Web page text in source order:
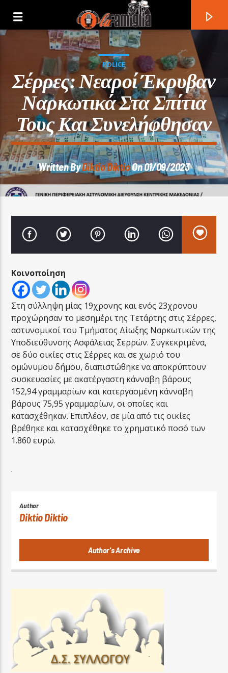
Current Track
LA FAMIGLIA RADIO
LA FAMIGLIA ΝΗΣΙΩΤΙΚΑ
POLICE
Σέρρες: Νεαροί Έκρυβαν
Ναρκωτικά Στα Σπίτια
Τους Και Συνελήφθησαν
Written ByDiktio DiktioOn 01/09/2023
Κοινοποίηση
Στη σύλληψη μίας 19χρονης και ενός 23χρονου
προχώρησαν το μεσημέρι της Τετάρτης στις Σέρρες,
αστυνομικοί του Τμήματος Δίωξης Ναρκωτικών της
Υποδιεύθυνσης Ασφάλειας Σερρών. Συγκεκριμένα,
σε δύο οικίες στις Σέρρες και σε χωριό του
ομώνυμου δήμου, διαπιστώθηκε να αποκρύπτουν
συσκευασίες με ακατέργαστη κάνναβη βάρους
152,94 γραμμαρίων και κατεργασμένη κάνναβη
βάρους 75,95 γραμμαρίων, οι οποίες και
κατασχέθηκαν. Επιπλέον, σε μία από τις οικίες
βρέθηκε και κατασχέθηκε το χρηματικό ποσό των
1.860 ευρώ.
.
Author
Diktio Diktio
Author's Archive